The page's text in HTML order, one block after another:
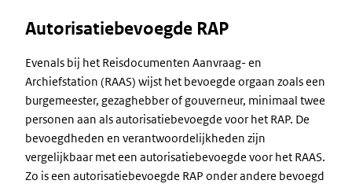
Autorisatiebevoegde RAP
Evenals bij het Reisdocumenten Aanvraag- en
Archiefstation (RAAS) wijst het bevoegde orgaan zoals een
burgemeester, gezaghebber of gouverneur, minimaal twee
personen aan als autorisatiebevoegde voor het RAP. De
bevoegdheden en verantwoordelijkheden zijn
vergelijkbaar met een autorisatiebevoegde voor het RAAS.
Zo is een autorisatiebevoegde RAP onder andere bevoegd